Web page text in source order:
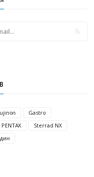
Gastro
PENTAX
Sterrad NX